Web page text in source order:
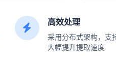
高效处理
采用分布式架构，支
大幅提升提取速度